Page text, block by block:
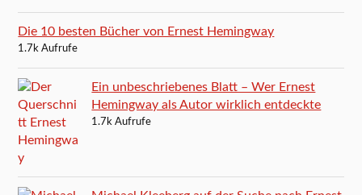
Die 10 besten Bücher von Ernest Hemingway
1.7k Aufrufe
Ein unbeschriebenes Blatt – Wer Ernest
Hemingway als Autor wirklich entdeckte
1.7k Aufrufe